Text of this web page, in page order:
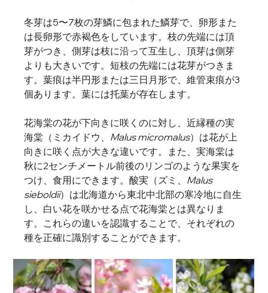
冬芽は5〜7枚の芽鱗に包まれた鱗芽で、卵形また
は長卵形で赤褐色をしています。枝の先端には頂
芽がつき、側芽は枝に沿って互生し、頂芽は側芽
よりも大きいです。短枝の先端には花芽がつきま
す。葉痕は半円形または三日月形で、維管束痕が3
個あります。葉には托葉が存在します。
花海棠の花が下向きに咲くのに対し、近縁種の実
海棠（ミカイドウ、 Malus micromalus）は花が上
向きに咲く点が大きな違いです。また、実海棠は
秋に2センチメートル前後のリンゴのような果実を
つけ、食用にできます。酸実（ズミ、 Malus
sieboldii）は北海道から東北中北部の寒冷地に自生
し、白い花を咲かせる点で花海棠とは異なりま
す。これらの違いを認識することで、それぞれの
種を正確に識別することができます。